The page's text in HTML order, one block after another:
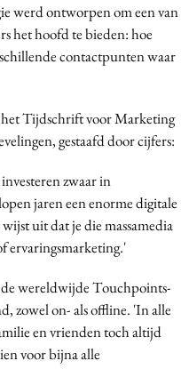
werd ontworpen om een van
het hoofd te bieden: hoe
contactpunten waar
het Tijdschrift voor Marketing
gestaafd door cijfers:
zwaar in
jaren een enorme digitale
uit dat je die massamedia
ervaringsmarketing.'
de wereldwijde Touchpoints-
zowel on- als offline. 'In alle
en vrienden toch altijd
voor bijna alle